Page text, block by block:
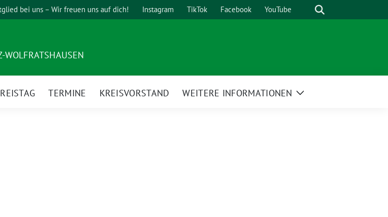
bei uns – Wir freuen uns auf dich! Instagram TikTok Facebook YouTube Suche
TERMINE KREISVORSTAND WEITERE INFORMATIONEN
Zeige